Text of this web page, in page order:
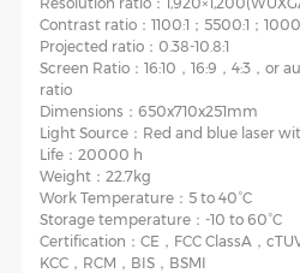
Contrast ratio： 1100:1；5500:1；
Projected ratio： 0.38-10.8:1
Screen Ratio： 16:10，16:9，4:3，or
ratio
Dimensions： 650x710x251mm
Light Source： Red and blue laser
Life： 20000 h
Weight： 22.7kg
Work Temperature： 5 to 40°C
Storage temperature： -10 to 60°C
Certification： CE，FCC ClassA，
KCC，RCM，BIS，BSMI